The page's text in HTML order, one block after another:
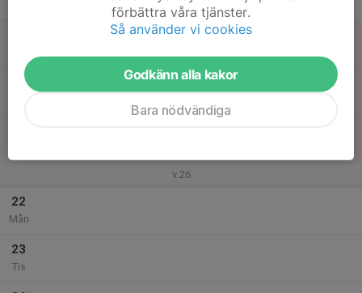
20
v.26
22
Mån
23
Tis
förbättra våra tjänster.
Så använder vi cookies
Godkänn alla kakor
Bara nödvändiga